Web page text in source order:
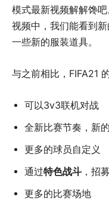
模式最新视频解解馋
视频中，我们能看到
一些新的服装道具。
与之前相比，FIFA21
可以3v3联机对战
全新比赛节奏，新
更多的球员自定义
通过特色战斗 ，招
更多的比赛场地